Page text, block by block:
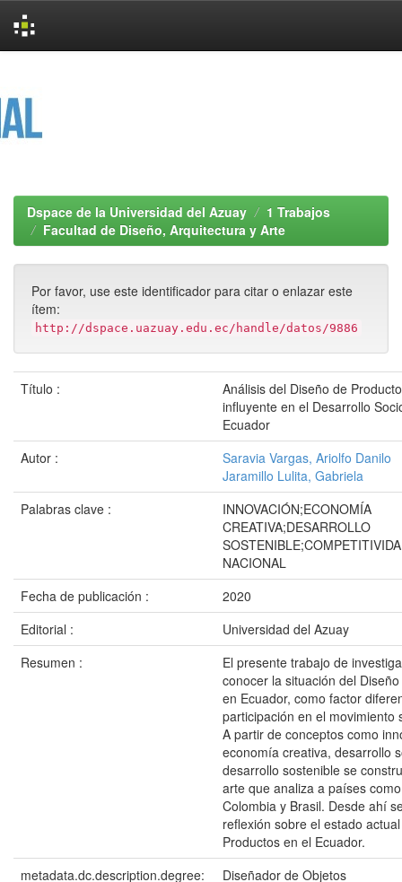
Dspace de la Universidad del Azuay
1 Trabajos
Facultad de Diseño, Arquitectura y Arte
Por favor, use este identificador para citar o enlazar este
ítem:
http://dspace.uazuay.edu.ec/handle/datos/9886
Título :
Análisis del Diseño de
influyente en el Desarrollo
Ecuador
Autor :
Saravia Vargas, Ariolfo Danilo
Jaramillo Lulita, Gabriela
Palabras clave :
INNOVACIÓN;ECONOMÍA
CREATIVA;DESARROLLO
NACIONAL
Fecha de publicación :
2020
Editorial :
Universidad del Azuay
Resumen :
El presente trabajo de
conocer la situación del
en Ecuador, como factor
participación en el movimiento
A partir de conceptos como
economía creativa, desarrollo
desarrollo sostenible se
arte que analiza a países
Colombia y Brasil. Desde ahí
reflexión sobre el estado
Productos en el Ecuador.
metadata.dc.description.degree:
Diseñador de Objetos